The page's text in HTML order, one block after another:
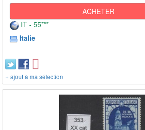
ACHETER
IT - 55***
Italie
+ ajout à ma sélection